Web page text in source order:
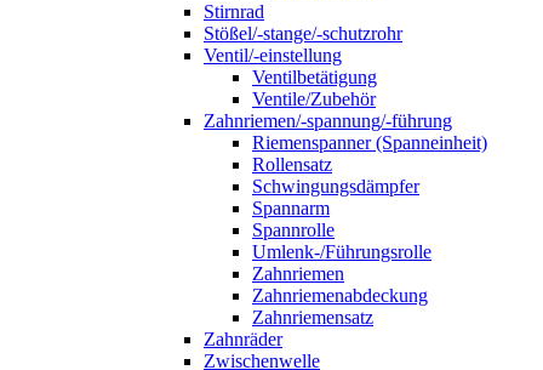
Stirnrad
Stößel/-stange/-schutzrohr
Ventil/-einstellung
Ventilbetätigung
Ventile/Zubehör
Zahnriemen/-spannung/-führung
Riemenspanner (Spanneinheit)
Rollensatz
Schwingungsdämpfer
Spannarm
Spannrolle
Umlenk-/Führungsrolle
Zahnriemen
Zahnriemenabdeckung
Zahnriemensatz
Zahnräder
Zwischenwelle